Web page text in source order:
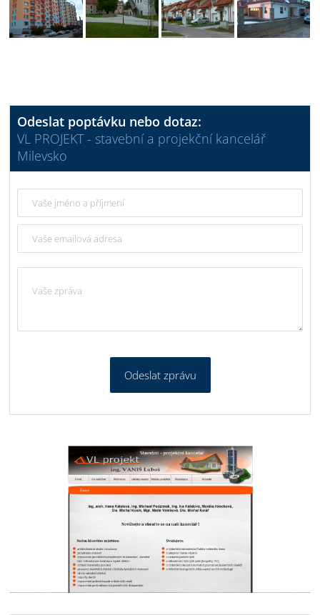
Odeslat poptávku nebo dotaz:
VL PROJEKT - stavební a projekční kancelář
Milevsko
Odeslat zprávu